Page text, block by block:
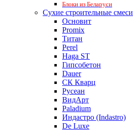
Блоки из Беларуси
Сухие строительные смеси
Основит
Promix
Титан
Perel
Haga ST
Гипсобетон
Dauer
СК Кварц
Русеан
ВидАрт
Paladium
Индастро (Indastro)
De Luxe